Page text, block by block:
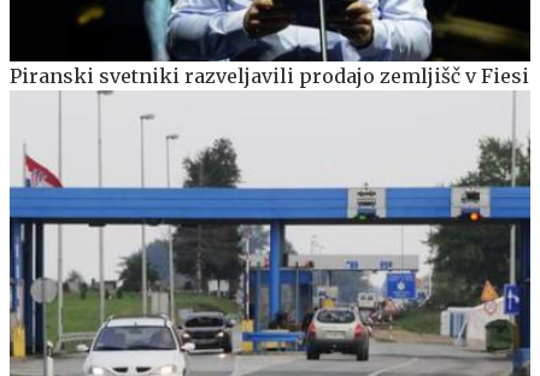
Piranski svetniki razveljavili prodajo zemljišč v Fiesi